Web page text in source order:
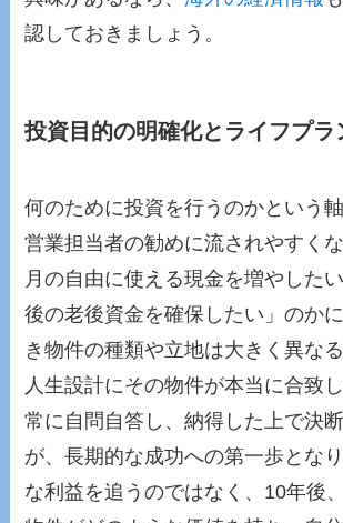
認しておきましょう。
投資目的の明確化とライフプラ
何のために投資を行うのかという軸
営業担当者の勧めに流されやすく
月の自由に使える現金を増やした
後の老後資金を確保したい」のか
き物件の種類や立地は大きく異な
人生設計にその物件が本当に合致
常に自問自答し、納得した上で決
が、長期的な成功への第一歩とな
な利益を追うのではなく、10年後